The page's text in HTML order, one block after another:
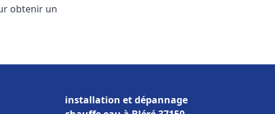
obtenir un
installation et dépannage